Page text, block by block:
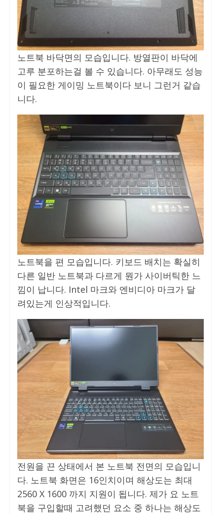
노트북 바닥면의 모습입니다. 방열판이 바닥에
고루 분포하는걸 볼 수 있습니다. 아무래도 성능
이 필요한 게이밍 노트북이다 보니 그런거 같습
니다.
노트북을 편 모습입니다. 키보드 배치는 확실히
다른 일반 노트북과 다르게 뭔가 사이버틱한 느
낌이 납니다. Intel 마크와 엔비디아 마크가 달
려있는게 인상적입니다.
전원을 끈 상태에서 본 노트북 전면의 모습입니
다. 노트북 화면은 16인치이며 해상도는 최대
2560 X 1600 까지 지원이 됩니다. 제가 요 노트
북을 구입할때 고려했던 요소 중 하나는 해상도